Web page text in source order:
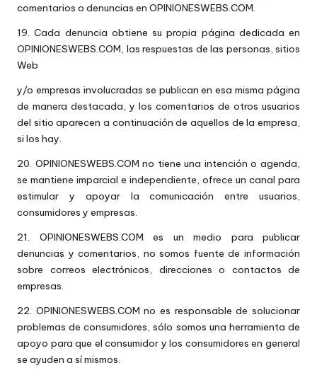
comentarios o denuncias en OPINIONESWEBS.COM.
19. Cada denuncia obtiene su propia página dedicada en
OPINIONESWEBS.COM, las respuestas de las personas, sitios
Web
y/o empresas involucradas se publican en esa misma página
de manera destacada, y los comentarios de otros usuarios
del sitio aparecen a continuación de aquellos de la empresa,
si los hay.
20. OPINIONESWEBS.COM no tiene una intención o agenda,
se mantiene imparcial e independiente, ofrece un canal para
estimular y apoyar la comunicación entre usuarios,
consumidores y empresas.
21. OPINIONESWEBS.COM es un medio para publicar
denuncias y comentarios, no somos fuente de información
sobre correos electrónicos, direcciones o contactos de
empresas.
22. OPINIONESWEBS.COM no es responsable de solucionar
problemas de consumidores, sólo somos una herramienta de
apoyo para que el consumidor y los consumidores en general
se ayuden a sí mismos.